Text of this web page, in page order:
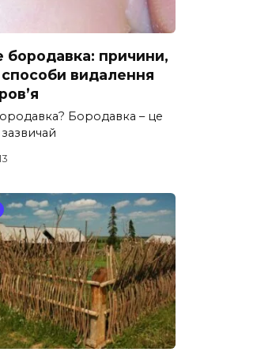
бородавка: причини,
видалення
Бородавка – це